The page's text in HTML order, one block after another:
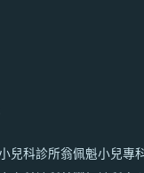
兒科診所翁佩魁小兒專